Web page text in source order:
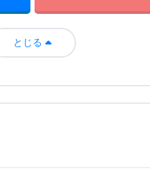
とじる